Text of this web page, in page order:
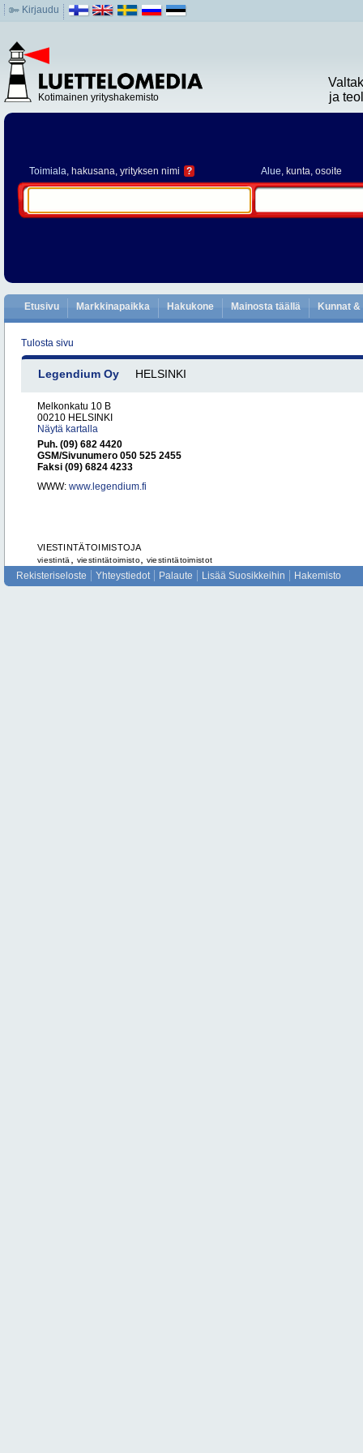
Kirjaudu
Kotimainen yrityshakemisto
ja
Toimiala, hakusana, yrityksen nimi ? Alue, kunta, osoite
Etusivu Markkinapaikka Hakukone Mainosta täällä Kunnat
Tulosta sivu
Legendium Oy HELSINKI
Melkonkatu 10 B
00210 HELSINKI
Näytä kartalla
Puh. (09) 682 4420
GSM/Sivunumero 050 525 2455
Faksi (09) 6824 4233
WWW: www.legendium.fi
VIESTINTÄTOIMISTOJA
viestintä viestintätoimisto, viestintätoimistot
Rekisteriseloste Yhteystiedot Palaute Lisää Suosikkeihin Hakemisto